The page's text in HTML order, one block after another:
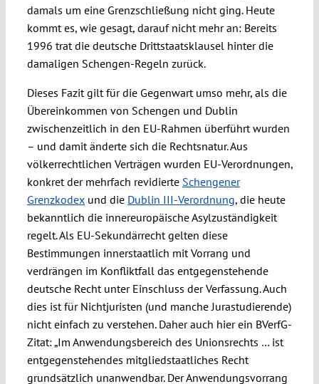
damals um eine Grenzschließung nicht ging. Heute
kommt es, wie gesagt, darauf nicht mehr an: Bereits
1996 trat die deutsche Drittstaatsklausel hinter die
damaligen Schengen-Regeln zurück.
Dieses Fazit gilt für die Gegenwart umso mehr, als die
Übereinkommen von Schengen und Dublin
zwischenzeitlich in den EU-Rahmen überführt wurden
– und damit änderte sich die Rechtsnatur. Aus
völkerrechtlichen Verträgen wurden EU-Verordnungen,
konkret der mehrfach revidierte Schengener
Grenzkodexund die Dublin III-Verordnung, die heute
bekanntlich die innereuropäische Asylzuständigkeit
regelt. Als EU-Sekundärrecht gelten diese
Bestimmungen innerstaatlich mit Vorrang und
verdrängen im Konfliktfall das entgegenstehende
deutsche Recht unter Einschluss der Verfassung. Auch
dies ist für Nichtjuristen (und manche Jurastudierende)
nicht einfach zu verstehen. Daher auch hier ein BVerfG-
Zitat: „Im Anwendungsbereich des Unionsrechts … ist
entgegenstehendes mitgliedstaatliches Recht
grundsätzlich unanwendbar. Der Anwendungsvorrang